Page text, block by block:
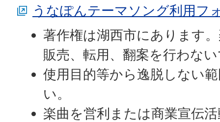
うなぽんテーマソング利用フ
著作権は湖西市にあります
販売、転用、翻案を行わな
使用目的等から逸脱しない
い。
楽曲を営利または商業宣伝